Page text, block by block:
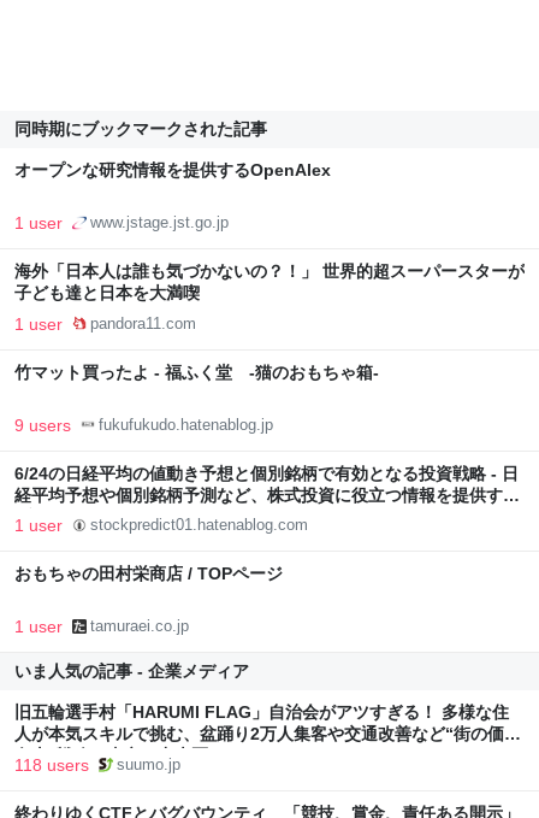
同時期にブックマークされた記事
オープンな研究情報を提供するOpenAlex
1 user www.jstage.jst.go.jp
海外「日本人は誰も気づかないの？！」 世界的超スーパースターが
子ども達と日本を大満喫
1 user pandora11.com
竹マット買ったよ - 福ふく堂 -猫のおもちゃ箱-
9 users fukufukudo.hatenablog.jp
6/24の日経平均の値動き予想と個別銘柄で有効となる投資戦略 - 日
経平均予想や個別銘柄予測など、株式投資に役立つ情報を提供する
ブログ
1 user stockpredict01.hatenablog.com
おもちゃの田村栄商店 / TOPページ
1 user tamuraei.co.jp
いま人気の記事 - 企業メディア
旧五輪選手村「HARUMI FLAG」自治会がアツすぎる！ 多様な住
人が本気スキルで挑む、盆踊り2万人集客や交通改善など“街の価値
向上”戦略 東京・中央区
118 users suumo.jp
終わりゆくCTFとバグバウンティ 「競技、賞金、責任ある開示」